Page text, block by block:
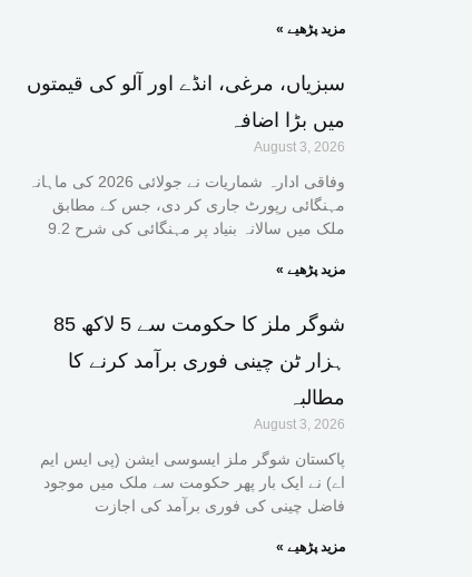
« مزید پڑھیے
سبزیاں، مرغی، انڈے اور آلو کی قیمتوں
میں بڑا اضافہ
August 3, 2026
وفاقی ادارہ شماریات نے جولائی 2026 کی ماہانہ
مہنگائی رپورٹ جاری کر دی، جس کے مطابق
ملک میں سالانہ بنیاد پر مہنگائی کی شرح 9.2
« مزید پڑھیے
شوگر ملز کا حکومت سے 5 لاکھ 85
ہزار ٹن چینی فوری برآمد کرنے کا
مطالبہ
August 3, 2026
پاکستان شوگر ملز ایسوسی ایشن (پی ایس ایم
اے) نے ایک بار پھر حکومت سے ملک میں موجود
فاضل چینی کی فوری برآمد کی اجازت
« مزید پڑھیے